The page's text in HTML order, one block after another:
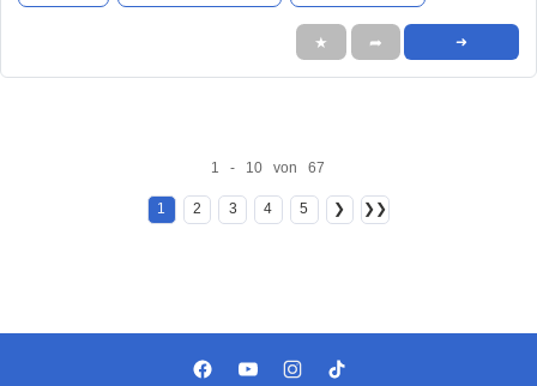
★ ➦ ➜
1 - 10 von 67
1 2 3 4 5 ❯ ❯❯